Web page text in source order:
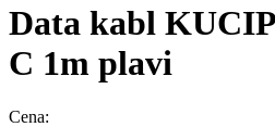
Data kabl
C 1m plavi
Cena: